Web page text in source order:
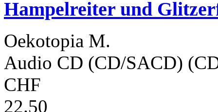
Hampelreiter und
Oekotopia M.
Audio CD (CD/SACD)
CHF
22.50